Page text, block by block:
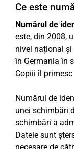
Ce este
Numărul de
este, din 2008,
nivel național
în Germania în
Copiii îl
Numărul de
unei schimbări
schimbări a
Datele sunt